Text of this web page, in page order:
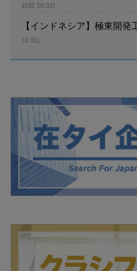
10日 10:31)
【インドネシア】極東開
10:31)